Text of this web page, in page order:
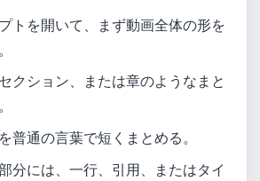
トを開いて、まず動画全体の形を
クション、または章のようなまと
普通の言葉で短くまとめる。
分には、一行、引用、またはタイ